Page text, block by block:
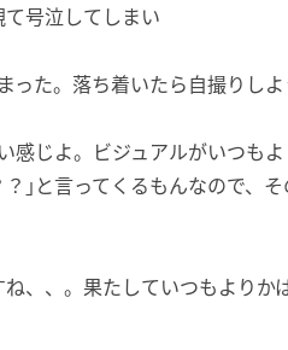
号泣してしまい
った。落ち着いたら自撮りしよ
感じよ。ビジュアルがいつも
｣と言ってくるもんなので、
、、。果たしていつもよりか